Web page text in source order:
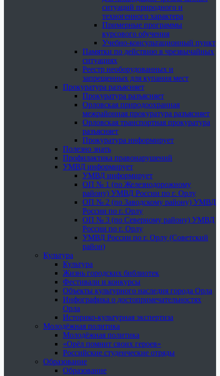
ситуаций природного и
техногенного характера
Примерные программы
курсового обучения
Учебно-консультационный пункт
Памятки по действию в чрезвычайных
ситуациях
Реестр необорудованных и
запрещенных для купания мест
Прокуратура разъясняет
Прокуратура разъясняет
Орловская природоохранная
межрайонная прокуратура разъясняет
Орловская транспортная прокуратура
разъясняет
Прокуратура информирует
Полезно знать
Профилактика правонарушений
УМВД информирует
УМВД информирует
ОП № 1 (по Железнодорожному
району) УМВД России по г. Орлу
ОП № 2 (по Заводскому району) УМВД
России по г. Орлу
ОП № 3 (по Северному району) УМВД
России по г. Орлу
УМВД России по г. Орлу (Советский
район)
Культура
Культура
Жизнь городских библиотек
Фестивали и конкурсы
Объекты культурного наследия города Орла
Инфографика о достопримечательностях
Орла
Историко-культурная экспертиза
Молодёжная политика
Молодёжная политика
«Орёл помнит своих героев»
Российские студенческие отряды
Образование
Образование